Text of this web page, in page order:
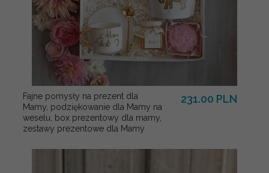
Fajne pomysły na prezent dla
Mamy, podziękowanie dla Mamy na
weselu, box prezentowy dla mamy,
zestawy prezentowe dla Mamy
231.00 PLN